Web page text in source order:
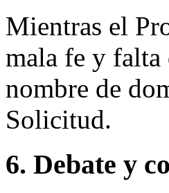
Mientras el
mala fe y
nombre de
Solicitud.
6. Debate y